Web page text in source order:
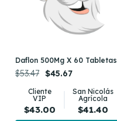
Daflon 500Mg X 60 Tabletas
$53.47 $45.67
Cliente
VIP
$43.00
San Nicolás
Agrícola
$41.40